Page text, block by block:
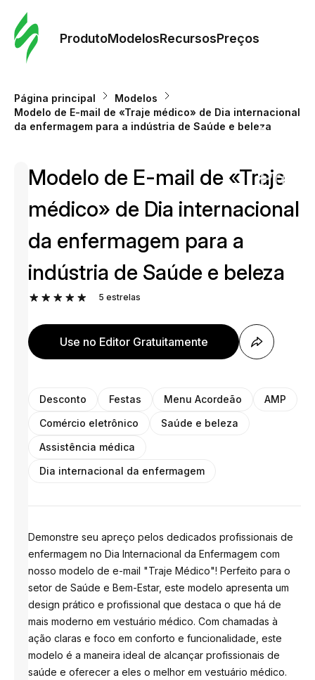
ProdutoModelosRecursosPreços
Página principal
Modelos
Modelo de E-mail de «Traje médico» de Dia internacional
da enfermagem para a indústria de Saúde e beleza
Modelo de E-mail de «Traje
médico» de Dia internacional
da enfermagem para a
indústria de Saúde e beleza
5 estrelas
Use no Editor Gratuitamente
Desconto Festas Menu Acordeão
AMP
Comércio eletrônico
Saúde e beleza
Assistência médica
Dia internacional da enfermagem
Demonstre seu apreço pelos dedicados profissionais de
enfermagem no Dia Internacional da Enfermagem com
nosso modelo de e-mail "Traje Médico"! Perfeito para o
setor de Saúde e Bem-Estar, este modelo apresenta um
design prático e profissional que destaca o que há de
mais moderno em vestuário médico. Com chamadas à
ação claras e foco em conforto e funcionalidade, este
modelo é a maneira ideal de alcançar profissionais de
saúde e oferecer a eles o melhor em vestuário médico.